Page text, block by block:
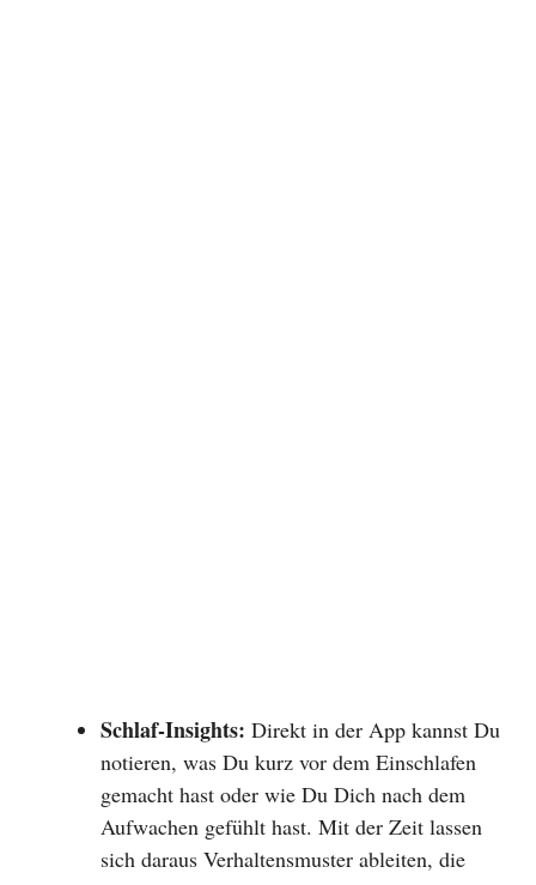
Schlaf-Insights: Direkt in der App kannst Du
notieren, was Du kurz vor dem Einschlafen
gemacht hast oder wie Du Dich nach dem
Aufwachen gefühlt hast. Mit der Zeit lassen
sich daraus Verhaltensmuster ableiten, die